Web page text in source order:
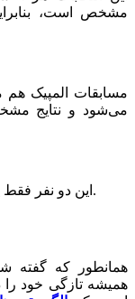
مشخص است،
می‌شود و نتایج
این دو نفر فقط یک بار در اکتبر سال 2018 به مصاف هم رفتند.
همانطور که گفته
همیشه تازگی خود را